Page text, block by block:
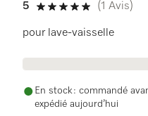
5
5 étoiles sur 5
(1 Avis)
pour lave-vaisselle
En stock : commandé
expédié aujourd’hui